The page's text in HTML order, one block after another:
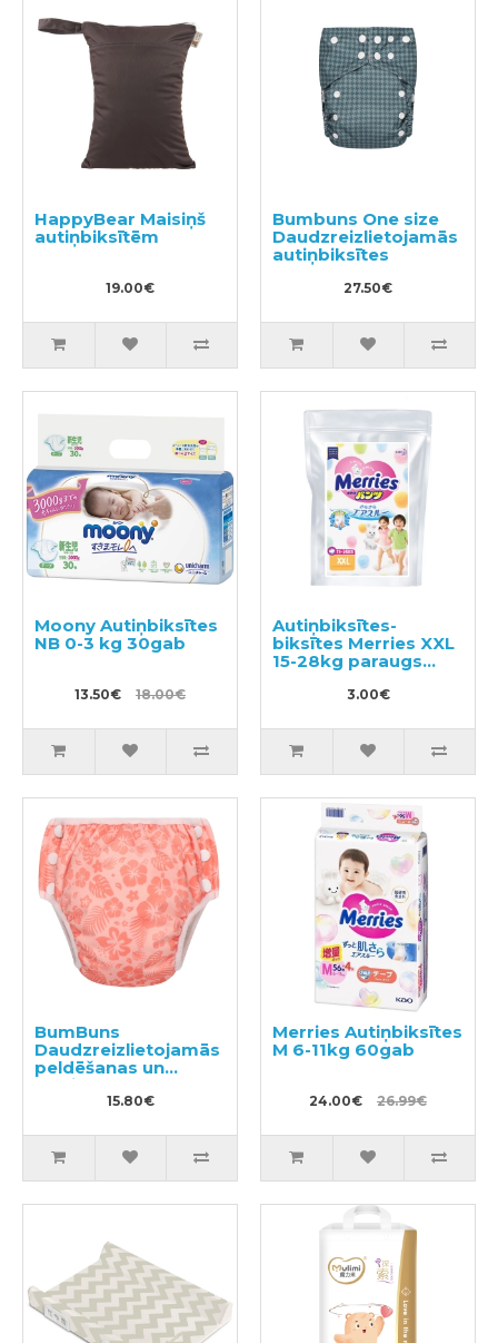
HappyBear Maisiņš
autiņbiksītēm
19.00€
Bumbuns One size
Daudzreizlietojamās
autiņbiksītes
27.50€
Moony Autiņbiksītes
NB 0-3 kg 30gab
13.50€ 18.00€
Autiņbiksītes-
biksītes Merries XXL
15-28kg paraugs
3.00€
BumBuns
Daudzreizlietojamās
peldēšanas un
podiņmācību
autiņbiksīte L 14–
15.80€
Merries Autiņbiksītes
M 6-11kg 60gab
24.00€ 26.99€